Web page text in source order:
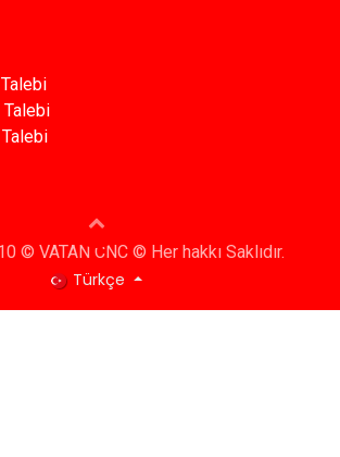
Talebi
Talebi
© VATAN CNC © Her hakkı Saklıdır.
Türkçe